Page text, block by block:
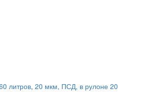
литров, 20 мкм, ПСД, в рулоне 20